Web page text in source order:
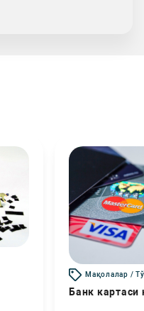
Мақолалар /
Банк картаси